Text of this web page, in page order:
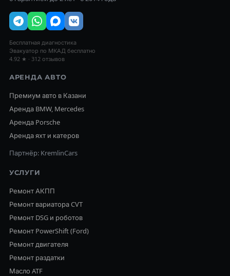
Бесплатная диагностика
Эвакуатор по МКАД бесплатно
4.92 ★ · 312 отзывов
АРЕНДА АВТО
Премиум авто в Казани
Аренда BMW, Mercedes
Аренда Porsche
Аренда яхт и катеров
Партнёр: KremlinCars
УСЛУГИ
Ремонт АКПП
Ремонт вариатора CVT
Ремонт DSG и роботов
Ремонт PowerShift (Ford)
Ремонт двигателя
Ремонт раздатки
Масло ATF